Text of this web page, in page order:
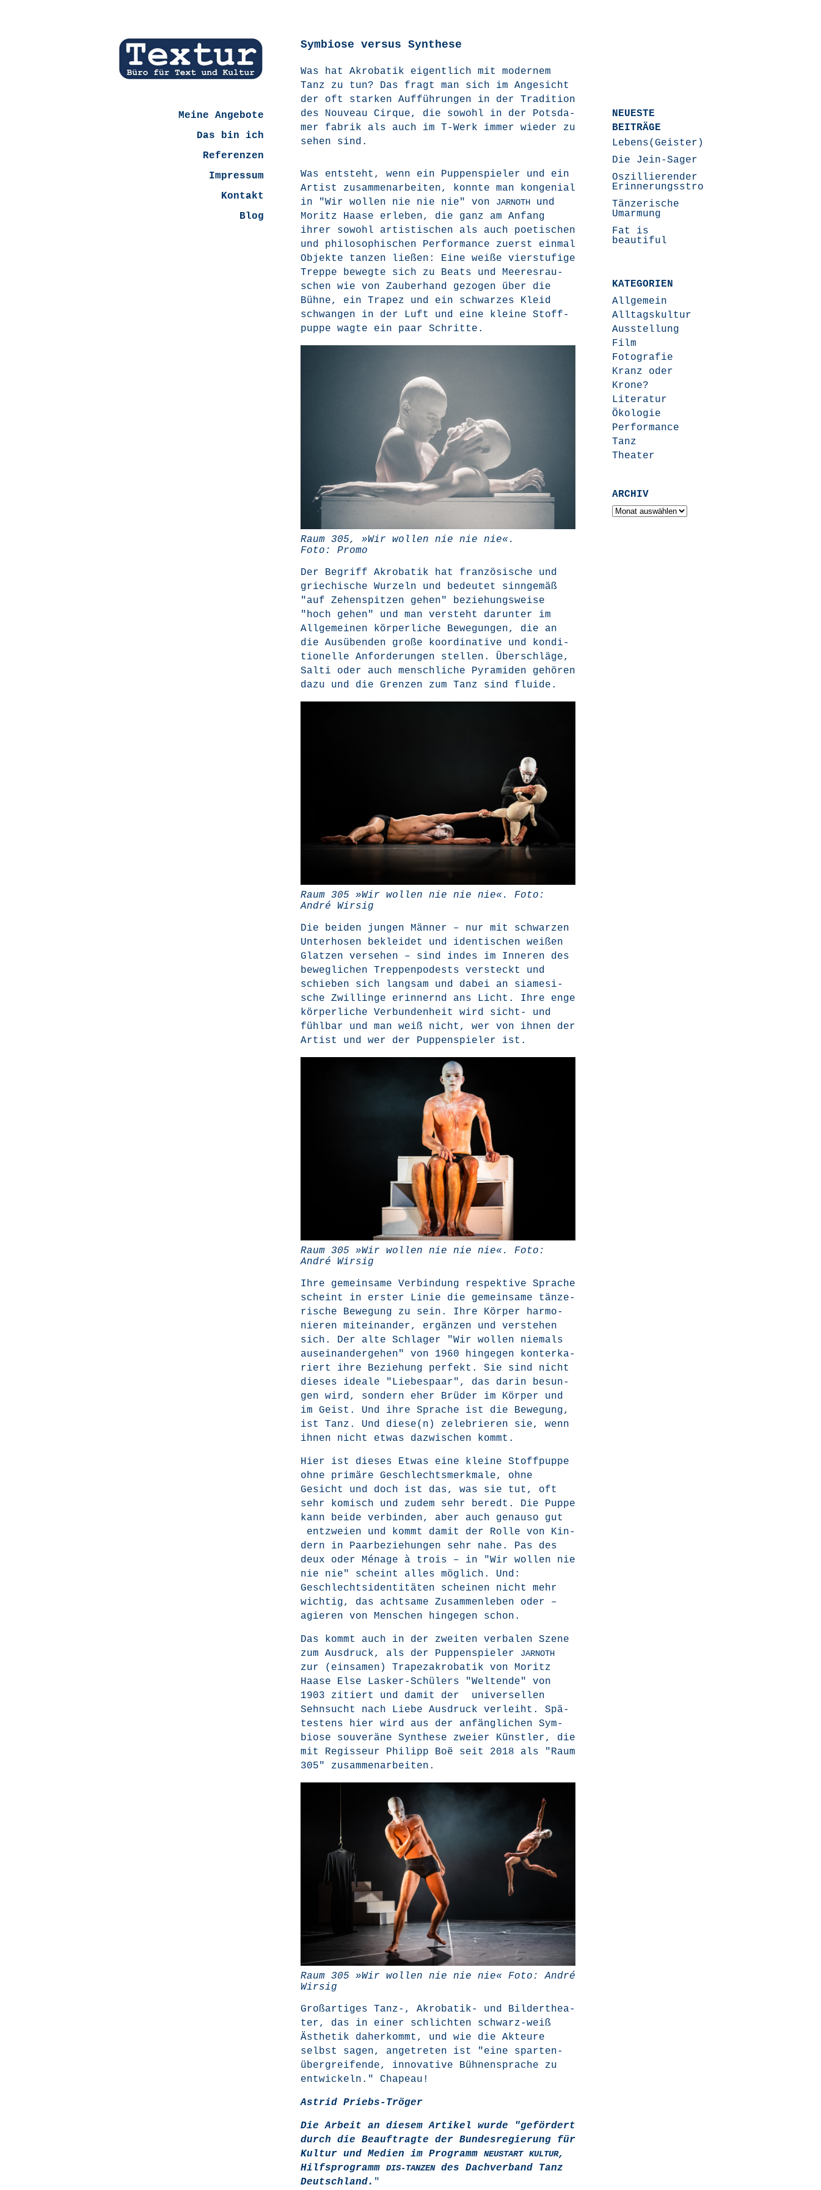
Meine Angebote
Das bin ich
Referenzen
Impressum
Kontakt
Blog
Symbiose versus Synthese
Was hat Akro­ba­tik eigent­lich mit moder­nem
Tanz zu tun? Das fragt man sich im Ange­sicht
der oft star­ken Auf­füh­run­gen in der Tra­di­ti­on
des Nou­veau Cir­que, die sowohl in der Pots­da­
mer fabrik als auch im T‑Werk immer wie­der zu
sehen sind.
Was ent­steht, wenn ein Pup­pen­spie­ler und ein
Artist zusam­men­ar­bei­ten, konn­te man kon­ge­ni­al
in "Wir wol­len nie nie nie" von
JARNOTH und
Moritz Haa­se erle­ben, die ganz am Anfang
ihrer sowohl artis­ti­schen als auch poe­ti­schen
und phi­lo­so­phi­schen Per­for­mance zuerst ein­mal
Objek­te tan­zen lie­ßen: Eine wei­ße vier­stu­fi­ge
Trep­pe beweg­te sich zu Beats und Mee­res­rau­
schen wie von Zau­ber­hand gezo­gen über die
Büh­ne, ein Tra­pez und ein schwar­zes Kleid
schwan­gen in der Luft und eine klei­ne Stoff­
pup­pe wag­te ein paar Schritte.
Raum 305, »Wir wol­len nie nie nie«.
Foto: Promo
Der Begriff Akro­ba­tik hat fran­zö­si­sche und
grie­chi­sche Wur­zeln und bedeu­tet sinn­ge­mäß
"auf Zehen­spit­zen gehen" bezie­hungs­wei­se
"hoch gehen" und man ver­steht dar­un­ter im
All­ge­mei­nen kör­per­li­che Bewe­gun­gen, die an
die Aus­üben­den gro­ße koor­di­na­ti­ve und kon­di­
tio­nel­le Anfor­de­run­gen stel­len. Über­schlä­ge,
Sal­ti oder auch mensch­li­che Pyra­mi­den gehö­ren
dazu und die Gren­zen zum Tanz sind fluide.
Raum 305 »Wir wol­len nie nie nie«. Foto:
André Wirsig
Die bei­den jun­gen Män­ner – nur mit schwar­zen
Unter­ho­sen beklei­det und iden­ti­schen wei­ßen
Glat­zen ver­se­hen – sind indes im Inne­ren des
beweg­li­chen Trep­pen­po­dests ver­steckt und
schie­ben sich lang­sam und dabei an sia­me­si­
sche Zwil­lin­ge erin­nernd ans Licht. Ihre enge
kör­per­li­che Ver­bun­den­heit wird sicht- und
fühl­bar und man weiß nicht, wer von ihnen der
Artist und wer der Pup­pen­spie­ler ist.
Raum 305 »Wir wol­len nie nie nie«. Foto:
André Wirsig
Ihre gemein­sa­me Ver­bin­dung respek­ti­ve Spra­che
scheint in ers­ter Linie die gemein­sa­me tän­ze­
ri­sche Bewe­gung zu sein. Ihre Kör­per har­mo­
nie­ren mit­ein­an­der, ergän­zen und ver­ste­hen
sich. Der alte Schla­ger "Wir wol­len nie­mals
aus­ein­an­der­ge­hen" von 1960 hin­ge­gen kon­ter­ka­
riert ihre Bezie­hung per­fekt. Sie sind nicht
die­ses idea­le "Lie­bes­paar", das dar­in besun­
gen wird, son­dern eher Brü­der im Kör­per und
im Geist. Und ihre Spra­che ist die Bewe­gung,
ist Tanz. Und diese(n) zele­brie­ren sie, wenn
ihnen nicht etwas dazwi­schen kommt.
Hier ist die­ses Etwas eine klei­ne Stoff­pup­pe
ohne pri­mä­re Geschlechts­merk­ma­le, ohne
Gesicht und doch ist das, was sie tut, oft
sehr komisch und zudem sehr beredt. Die Pup­pe
kann bei­de ver­bin­den, aber auch genau­so gut
ent­zwei­en und kommt damit der Rol­le von Kin­
dern in Paar­be­zie­hun­gen sehr nahe. Pas des
deux oder Ména­ge à trois – in "Wir wol­len nie
nie nie" scheint alles mög­lich. Und:
Geschlechts­iden­ti­tä­ten schei­nen nicht mehr
wich­tig, das acht­sa­me Zusam­men­le­ben oder –
agie­ren von Men­schen hin­ge­gen schon.
Das kommt auch in der zwei­ten ver­ba­len Sze­ne
zum Aus­druck, als der Pup­pen­spie­ler
JARNOTH
zur (ein­sa­men) Tra­pe­z­akro­ba­tik von Moritz
Haa­se Else Las­ker-Schü­lers "Welt­ende" von
1903 zitiert und damit der uni­ver­sel­len
Sehn­sucht nach Lie­be Aus­druck ver­leiht. Spä­
tes­tens hier wird aus der anfäng­li­chen Sym­
bio­se sou­ve­rä­ne Syn­the­se zwei­er Künst­ler, die
mit Regis­seur Phil­ipp Boë seit 2018 als "Raum
305" zusammenarbeiten.
Raum 305 »Wir wol­len nie nie nie« Foto: André
Wirsig
Groß­ar­ti­ges Tanz‑, Akro­ba­tik- und Bil­der­thea­
ter, das in einer schlich­ten schwarz-weiß
Ästhe­tik daher­kommt, und wie die Akteu­re
selbst sagen, ange­tre­ten ist "eine spar­ten­
über­grei­fen­de, inno­va­ti­ve Büh­nen­spra­che zu
ent­wi­ckeln." Chapeau!
Astrid Priebs-Trö­ger
Die Arbeit an die­sem Arti­kel wur­de "geför­dert
durch die Beauf­trag­te der Bun­des­re­gie­rung für
Kul­tur und Medi­en im Pro­gramm NEUSTART KULTUR,
Hilfs­pro­gramm DIS-TANZENdes Dach­ver­band Tanz
Deutsch­land. "
NEUESTE
BEITRÄGE
Lebens(Geister)Geschichten
Die Jein-Sager
Oszillierender
Erinnerungsstrom
Tänzerische
Umarmung
Fat is
beautiful
KATEGORIEN
Allgemein
Alltagskultur
Ausstellung
Film
Fotografie
Kranz oder
Krone?
Literatur
Ökologie
Performance
Tanz
Theater
ARCHIV
Archiv